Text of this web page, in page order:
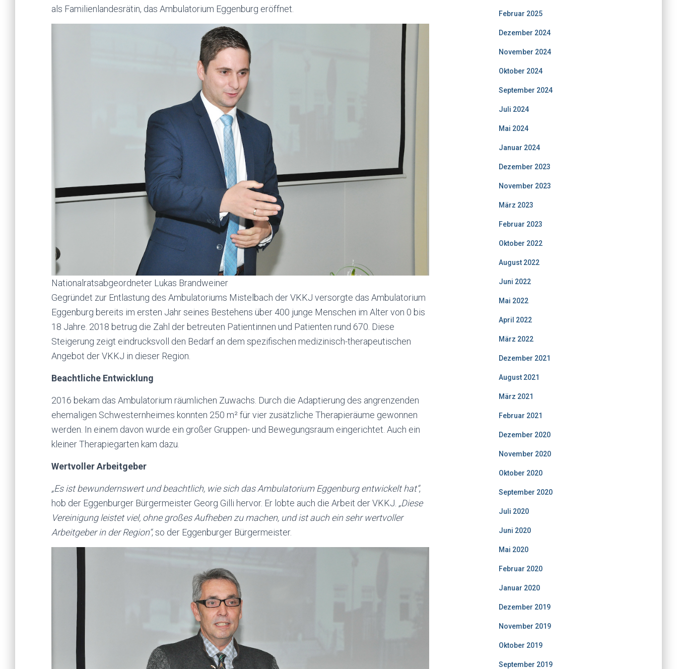
als Familienlandesrätin, das Ambulatorium Eggenburg eröffnet.
Nationalratsabgeordneter Lukas Brandweiner
Gegründet zur Entlastung des Ambulatoriums Mistelbach der VKKJ versorgte das Ambulatorium
Eggenburg bereits im ersten Jahr seines Bestehens über 400 junge Menschen im Alter von 0 bis
18 Jahre. 2018 betrug die Zahl der betreuten Patientinnen und Patienten rund 670. Diese
Steigerung zeigt eindrucksvoll den Bedarf an dem spezifischen medizinisch-therapeutischen
Angebot der VKKJ in dieser Region.
Beachtliche Entwicklung
2016 bekam das Ambulatorium räumlichen Zuwachs. Durch die Adaptierung des angrenzenden
ehemaligen Schwesternheimes konnten 250 m² für vier zusätzliche Therapieräume gewonnen
werden. In einem davon wurde ein großer Gruppen- und Bewegungsraum eingerichtet. Auch ein
kleiner Therapiegarten kam dazu.
Wertvoller Arbeitgeber
„Es ist bewundernswert und beachtlich, wie sich das Ambulatorium Eggenburg entwickelt hat“,
hob der Eggenburger Bürgermeister Georg Gilli hervor. Er lobte auch die Arbeit der VKKJ. „Diese
Vereinigung leistet viel, ohne großes Aufheben zu machen, und ist auch ein sehr wertvoller
Arbeitgeber in der Region“, so der Eggenburger Bürgermeister.
Februar 2025
Dezember 2024
November 2024
Oktober 2024
September 2024
Juli 2024
Mai 2024
Januar 2024
Dezember 2023
November 2023
März 2023
Februar 2023
Oktober 2022
August 2022
Juni 2022
Mai 2022
April 2022
März 2022
Dezember 2021
August 2021
März 2021
Februar 2021
Dezember 2020
November 2020
Oktober 2020
September 2020
Juli 2020
Juni 2020
Mai 2020
Februar 2020
Januar 2020
Dezember 2019
November 2019
Oktober 2019
September 2019